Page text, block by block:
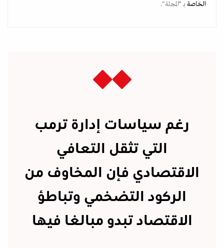
الخاصة بـ “المجلة".
رغم سياسات إدارة ترمب
التي تثقل التعافي
الاقتصادي فإن المخاوف من
الركود التضخمي وتباطؤ
الاقتصاد تبدو مبالغا فيها